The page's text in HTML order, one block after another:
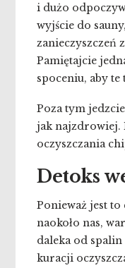
i dużo
wyjście do
zanieczyszczeń
Pamiętajcie
spoceniu, aby te
Poza tym
jak najzdrowiej.
oczyszczania
Detoks
Ponieważ jest
naokoło nas,
daleka od
kuracji